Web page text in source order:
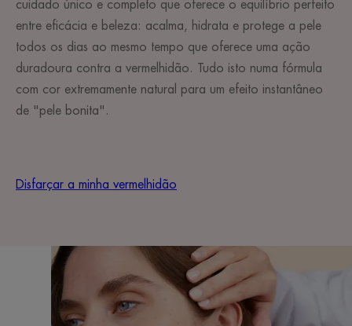
cuidado único e completo que oferece o equilíbrio perfeito
entre eficácia e beleza: acalma, hidrata e protege a pele
todos os dias ao mesmo tempo que oferece uma ação
duradoura contra a vermelhidão. Tudo isto numa fórmula
com cor extremamente natural para um efeito instantâneo
de "pele bonita".
Disfarçar a minha vermelhidão